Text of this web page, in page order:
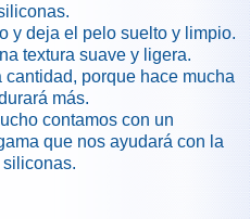
y deja el pelo suelto y limpio.
textura suave y ligera.
porque hace mucha
más.
contamos con un
que nos ayudará con la